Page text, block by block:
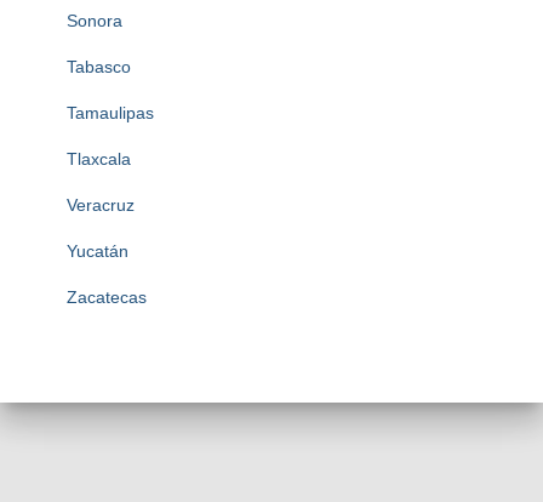
Sonora
Tabasco
Tamaulipas
Tlaxcala
Veracruz
Yucatán
Zacatecas